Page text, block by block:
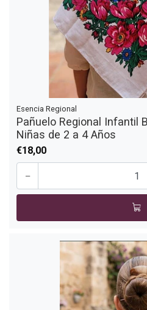
Esencia Regional
Pañuelo Regional Infantil
Niñas de 2 a 4 Años
€18,00
-